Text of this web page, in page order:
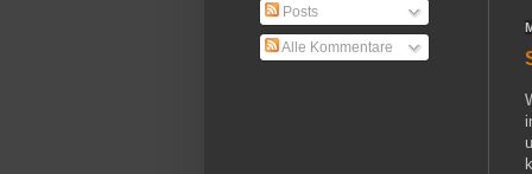
Posts
Alle Kommentare